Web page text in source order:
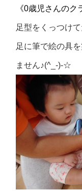
《0歳児さんのク
足型をくっつけ
足に筆で絵の具
ません♪(^_-)-☆